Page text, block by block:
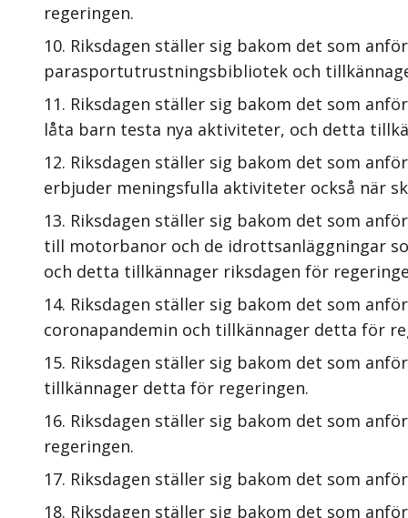
regeringen.
Riksdagen ställer sig bakom det som
parasportutrustningsbibliotek och
Riksdagen ställer sig bakom det som
låta barn testa nya aktiviteter, och detta
Riksdagen ställer sig bakom det som
erbjuder meningsfulla aktiviteter också när
Riksdagen ställer sig bakom det som
till motorbanor och de idrottsanläggningar
och detta tillkännager riksdagen för
Riksdagen ställer sig bakom det som
coronapandemin och tillkännager detta för
Riksdagen ställer sig bakom det som
tillkännager detta för regeringen.
Riksdagen ställer sig bakom det som
regeringen.
Riksdagen ställer sig bakom det som
Riksdagen ställer sig bakom det som